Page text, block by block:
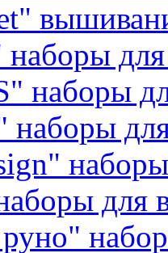
наборы
наборы
наборы
для
руно"